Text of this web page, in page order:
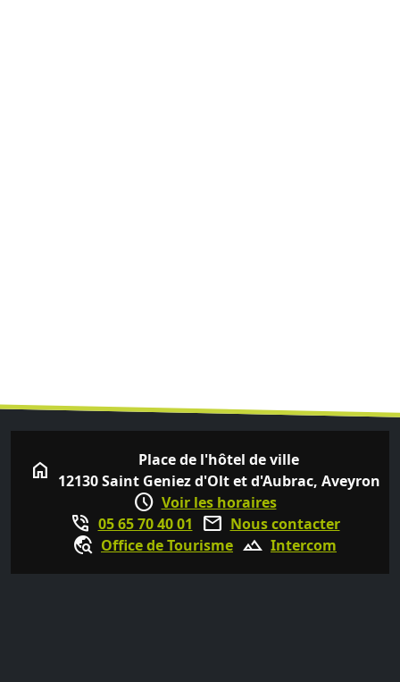
home
Place de l'hôtel de ville
12130 Saint Geniez d'Olt et d'Aubrac, Aveyron
schedule Voir les horaires
phone_in_talk 05 65 70 40 01 mail Nous contacter
travel_explore Office de Tourisme terrain Intercom